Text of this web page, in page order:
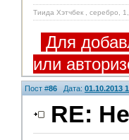
Тиида Хэтчбек , серебро,
Для
или
Пост #86 Дата: 01.10.2013
RE: